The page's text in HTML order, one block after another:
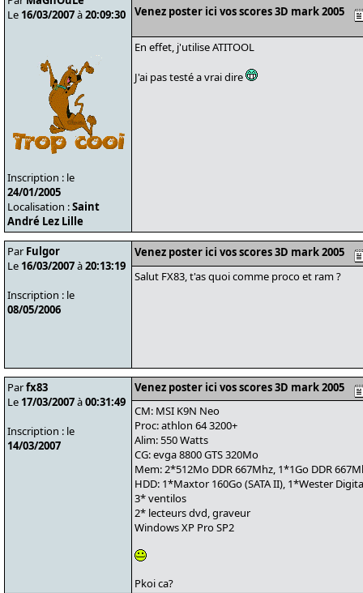
Le 16/03/2007à20:09:30
Inscription : le
24/01/2005
Localisation :Saint
André Lez Lille
Venez poster ici vos scores 3D mark 2005
En effet, j'utilise ATITOOL
J'ai pas testé a vrai dire
Par Fulgor
Le 16/03/2007à20:13:19
Inscription : le
08/05/2006
Venez poster ici vos scores 3D mark 2005
Salut FX83, t'as quoi comme proco et ram ?
Parfx83
Le 17/03/2007à00:31:49
Inscription : le
14/03/2007
Venez poster ici vos scores 3D mark 2005
CM: MSI K9N Neo
Proc: athlon 64 3200+
Alim: 550 Watts
CG: evga 8800 GTS 320Mo
Mem: 2*512Mo DDR 667Mhz, 1*1Go DDR
HDD: 1*Maxtor 160Go (SATA II), 1*Wester
3* ventilos
2* lecteurs dvd, graveur
Windows XP Pro SP2
Pkoi ca?